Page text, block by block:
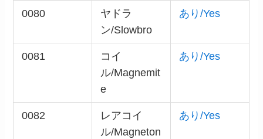
0080
ヤドラ
ン/Slowbro
あり/Yes
0081
コイ
ル/Magnemit
e
あり/Yes
0082
レアコイ
ル/Magneton
あり/Yes